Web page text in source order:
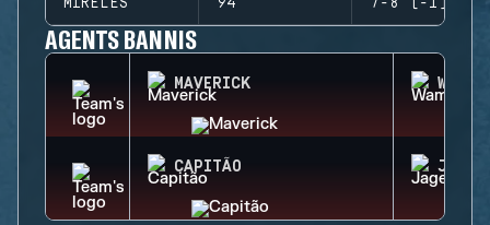
AGENTS BANNIS
MAVERICK WAMAI
CAPITÃO JAGER